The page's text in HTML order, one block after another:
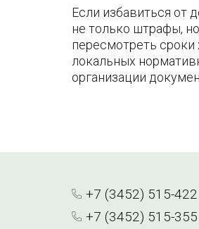
Если избавиться от
не только штрафы,
пересмотреть сроки
локальных
организации
+7 (3452) 515-422
+7 (3452) 515-355